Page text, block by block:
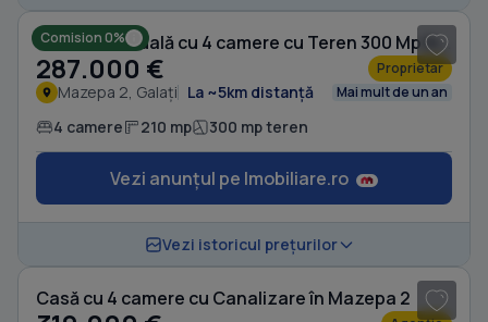
Comision 0% Casă individuală cu 4 camere cu Teren 300 Mp în Mazepa 2
287.000 € Proprietar
Mazepa 2, Galați La ~5km distanță Mai mult de un an
4 camere 210 mp 300 mp teren
Vezi anunțul pe Imobiliare.ro
Vezi istoricul prețurilor
Casă cu 4 camere cu Canalizare în Mazepa 2